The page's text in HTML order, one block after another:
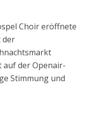
Choir eröffnete
der
auf der Openair-
Stimmung und